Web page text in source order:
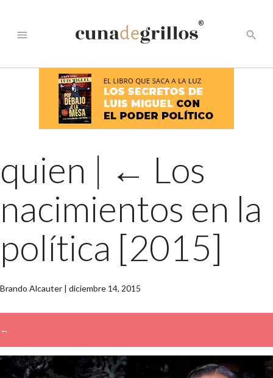
menu
®
search
quien | ← Los
nacimientos en la
política [2015]
Brando Alcauter | diciembre 14, 2015
←
→